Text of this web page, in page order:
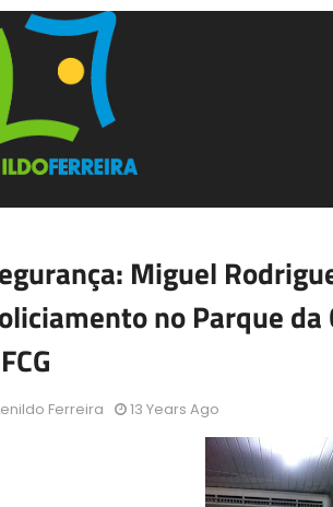
Miguel
no Parque
Ferreira 13 Years Ago